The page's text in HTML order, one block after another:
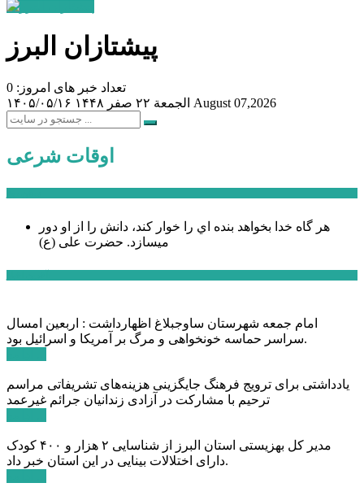
پیشتازان البرز
تعداد خبر های امروز: 0
۱۴۰۵/۰۵/۱۶
الجمعة ۲۲ صفر ۱۴۴۸ August 07,2026
اوقات شرعی
هر گاه خدا بخواهد بنده اي را خوار كند، دانش را از او دور
میسازد. حضرت علی (ع)
امام جمعه شهرستان ساوجبلاغ اظهارداشت : اربعین امسال
سراسر حماسه خونخواهی و مرگ بر آمریکا و اسرائیل بود.
یادداشتی برای ترویج فرهنگ جایگزینی هزینه‌های تشریفاتی مراسم
ترحیم با مشارکت در آزادی زندانیان جرائم غیرعمد
مدیر کل بهزیستی استان البرز از شناسایی ۲ هزار و ۴۰۰ کودک
دارای اختلالات بینایی در این استان خبر داد.